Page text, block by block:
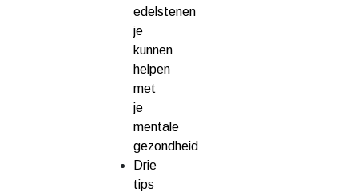
edelstenen
je
kunnen
helpen
met
je
mentale
gezondheid
Drie
tips